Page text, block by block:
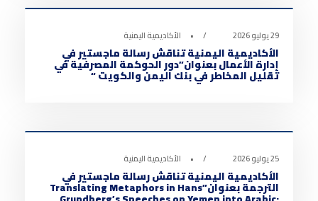
29 يوليو 2026 • الأكاديمية اليمنية
الأكاديمية اليمنية تناقش رسالة ماجستير في
إدارة الأعمال بعنوان”دور الحوكمة المصرفية في
تقليل المخاطر في بنك اليمن والكويت “
25 يوليو 2026 • الأكاديمية اليمنية
الأكاديمية اليمنية تناقش رسالة ماجستير في
الترجمة بعنوان”Translating Metaphors in Hans